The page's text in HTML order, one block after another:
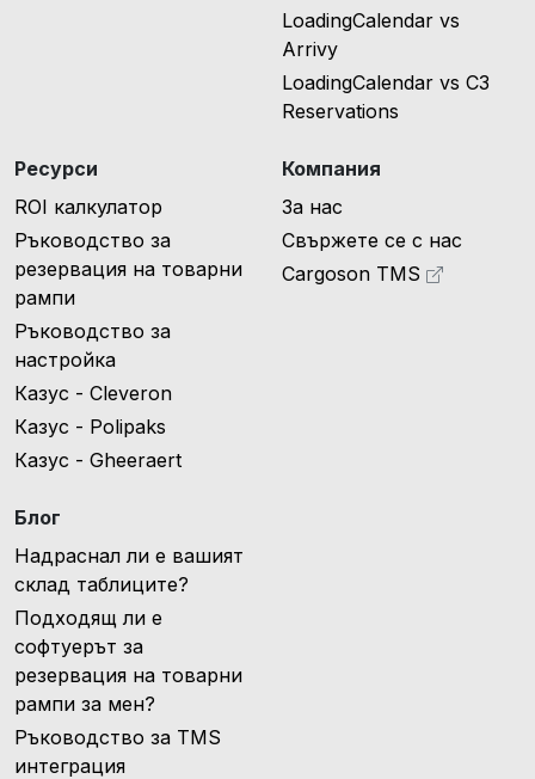
LoadingCalendar vs
Arrivy
LoadingCalendar vs C3
Reservations
Ресурси
ROI калкулатор
Ръководство за
резервация на товарни
рампи
Ръководство за
настройка
Казус - Cleveron
Казус - Polipaks
Казус - Gheeraert
Блог
Надраснал ли е вашият
склад таблиците?
Подходящ ли е
софтуерът за
резервация на товарни
рампи за мен?
Ръководство за TMS
интеграция
Компания
За нас
Свържете се с нас
Cargoson TMS